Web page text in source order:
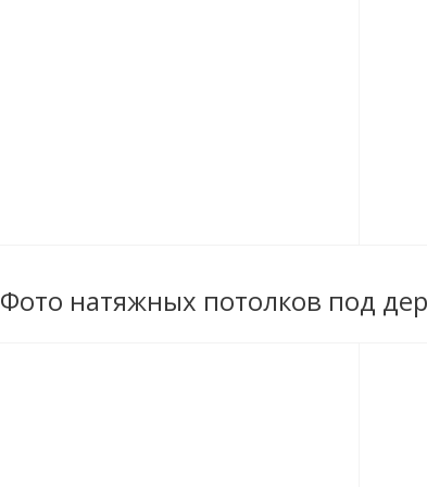
Фото натяжных потолков под